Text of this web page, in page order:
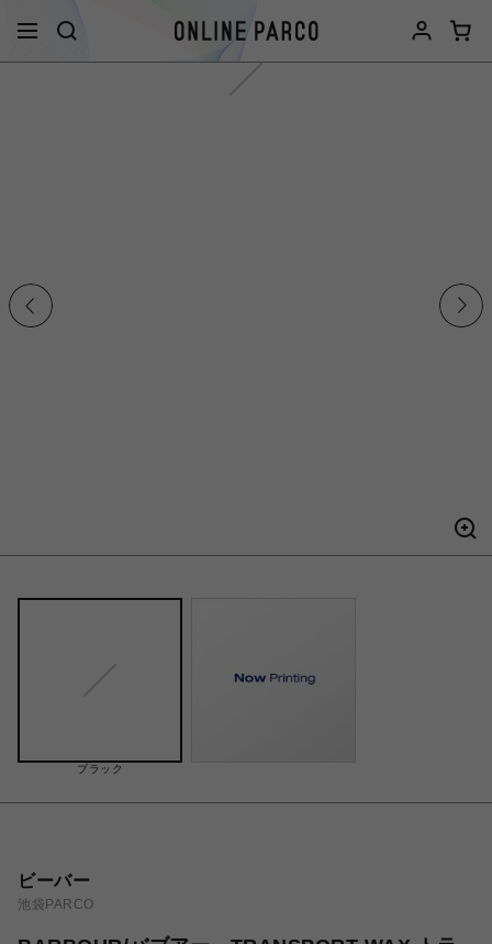
ブラック
ビーバー
池袋PARCO